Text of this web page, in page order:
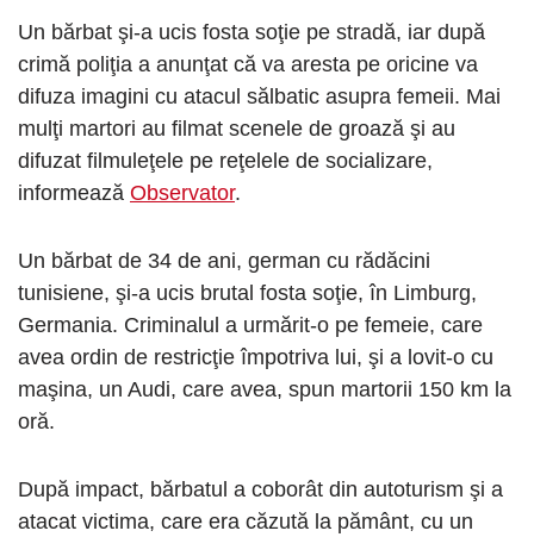
Un bărbat şi-a ucis fosta soţie pe stradă, iar după
crimă poliţia a anunţat că va aresta pe oricine va
difuza imagini cu atacul sălbatic asupra femeii. Mai
mulţi martori au filmat scenele de groază şi au
difuzat filmuleţele pe reţelele de socializare,
informează Observator.
Un bărbat de 34 de ani, german cu rădăcini
tunisiene, şi-a ucis brutal fosta soţie, în Limburg,
Germania. Criminalul a urmărit-o pe femeie, care
avea ordin de restricţie împotriva lui, şi a lovit-o cu
maşina, un Audi, care avea, spun martorii 150 km la
oră.
După impact, bărbatul a coborât din autoturism şi a
atacat victima, care era căzută la pământ, cu un